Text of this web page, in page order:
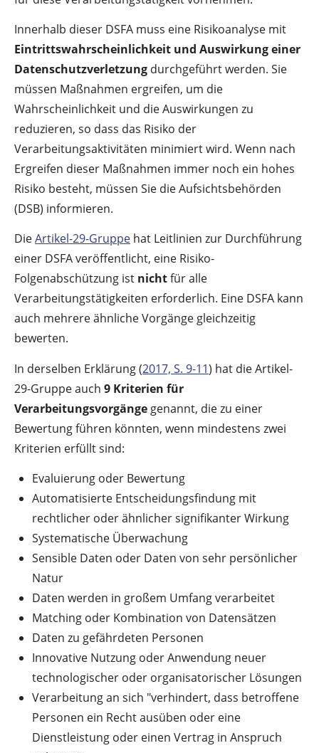
Innerhalb dieser DSFA muss eine Risikoanalyse mit
Eintrittswahrscheinlichkeit und Auswirkung einer
Datenschutzverletzung durchgeführt werden. Sie
müssen Maßnahmen ergreifen, um die
Wahrscheinlichkeit und die Auswirkungen zu
reduzieren, so dass das Risiko der
Verarbeitungsaktivitäten minimiert wird. Wenn nach
Ergreifen dieser Maßnahmen immer noch ein hohes
Risiko besteht, müssen Sie die Aufsichtsbehörden
(DSB) informieren.
DieArtikel-29-Gruppe hat Leitlinien zur Durchführung
einer DSFA veröffentlicht, eine Risiko-
Folgenabschützung ist nichtfür alle
Verarbeitungstätigkeiten erforderlich. Eine DSFA kann
auch mehrere ähnliche Vorgänge gleichzeitig
bewerten.
In derselben Erklärung (2017, S. 9-11) hat die Artikel-
29-Gruppe auch 9 Kriterien für
Verarbeitungsvorgänge genannt, die zu einer
Bewertung führen könnten, wenn mindestens zwei
Kriterien erfüllt sind:
Evaluierung oder Bewertung
Automatisierte Entscheidungsfindung mit
rechtlicher oder ähnlicher signifikanter Wirkung
Systematische Überwachung
Sensible Daten oder Daten von sehr persönlicher
Natur
Daten werden in großem Umfang verarbeitet
Matching oder Kombination von Datensätzen
Daten zu gefährdeten Personen
Innovative Nutzung oder Anwendung neuer
technologischer oder organisatorischer Lösungen
Verarbeitung an sich "verhindert, dass betroffene
Personen ein Recht ausüben oder eine
Dienstleistung oder einen Vertrag in Anspruch